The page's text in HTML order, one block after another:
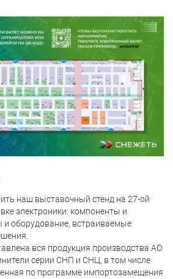
наш выставочный стенд на 27-ой
электроники: компоненты и
и оборудование, встраиваемые
вся продукция производства АО
серии СНП и СНЦ, в том числе
по программе импортозамещения